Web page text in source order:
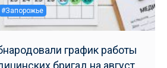
#Запорожье
график работы
бригад на август